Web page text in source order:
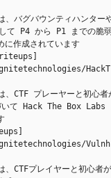
て P4 から P1 までの脆
に作成されています
いて Hack The Box Labs